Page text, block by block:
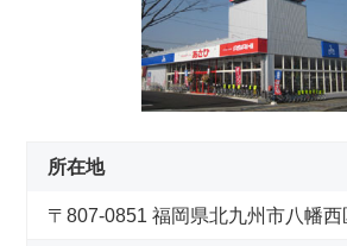
自転車・パーツの使い方・選び方
ぶろぐ・で・あさひ
所在地
〒807-0851 福岡県北九州市八幡